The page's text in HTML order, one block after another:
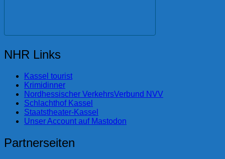
NHR Links
Kassel tourist
Krimidinner
Nordhessischer VerkehrsVerbund NVV
Schlachthof Kassel
Staatstheater-Kassel
Unser Account auf Mastodon
Partnerseiten